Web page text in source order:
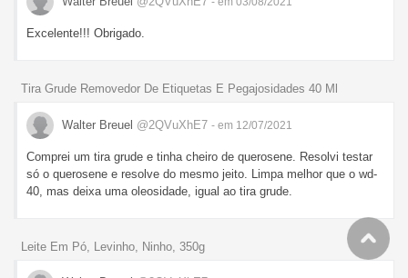
Excelente!!! Obrigado.
Tira Grude Removedor De Etiquetas E Pegajosidades 40 Ml
Walter Breuel @2QVuXhE7 - em 12/07/2021
Comprei um tira grude e tinha cheiro de querosene. Resolvi testar
só o querosene e resolve do mesmo jeito. Limpa melhor que o wd-
40, mas deixa uma oleosidade, igual ao tira grude.
Leite Em Pó, Levinho, Ninho, 350g